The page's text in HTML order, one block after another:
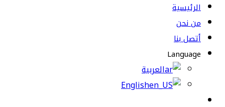
الرئيسية
من نحن
أتصل بنا
Language
العربية
English